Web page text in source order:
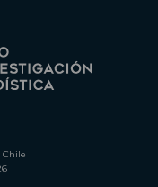
Chile